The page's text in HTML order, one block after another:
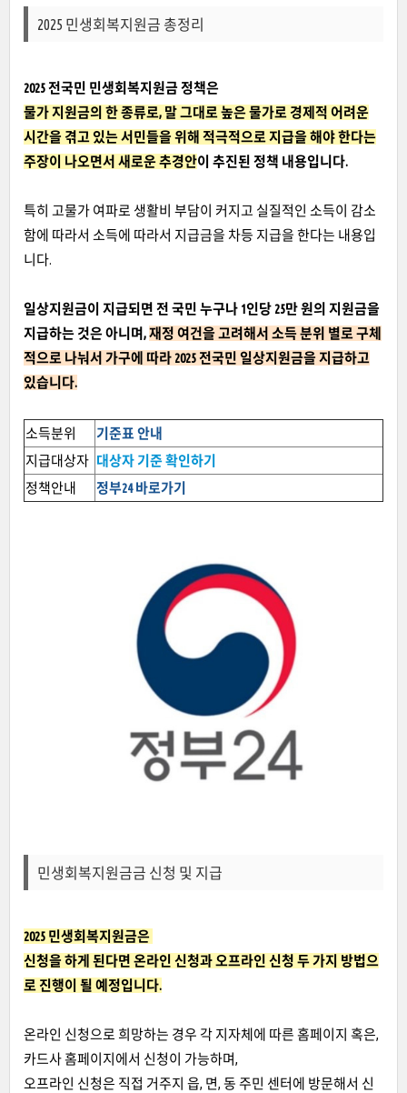
2025 민생회복지원금 총정리
2025 전국민 민생회복지원금 정책은
물가 지원금의 한 종류로, 말 그대로 높은 물가로 경제적 어려운
시간을 겪고 있는 서민들을 위해 적극적으로 지급을 해야 한다는
주장이 나오면서 새로운 추경안이 추진된 정책 내용입니다.
특히 ​고물가 여파로 생활비 부담이 커지고 실질적인 소득이 감소
함에 따라서 소득에 따라서 지급금을 차등 지급을 한다는 내용입
니다.
일상지원금이 지급되면 전 국민 누구나 1인당 25만 원의 지원금을
지급하는 것은 아니며,재정 여건을 고려해서 소득 분위 별로 구체
적으로 나눠서 가구에 따라 2025 전국민 일상지원금을 지급하고
있습니다.
소득분위
기준표 안내
지급대상자 대상자 기준 확인하기
정책안내
정부24 바로가기
민생회복지원금금 신청 및 지급
2025 민생회복지원금은
신청을 하게 된다면 온라인 신청과 오프라인 신청 두 가지 방법으
로 진행이 될 예정입니다.
온라인 신청으로 희망하는 경우 각 지자체에 따른 홈페이지 혹은,
카드사 홈페이지에서 신청이 가능하며,
오프라인 신청은 직접 거주지 읍, 면, 동 주민 센터에 방문해서 신